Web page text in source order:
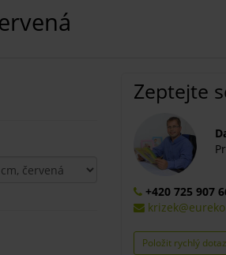
Zeptejte
+420 725 907
Položit rychlý dotaz